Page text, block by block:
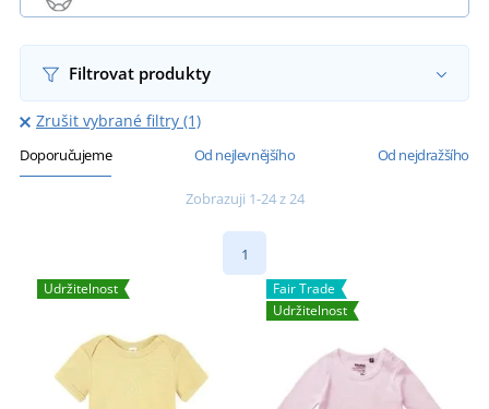
Filtrovat produkty
Zrušit vybrané filtry (1)
Doporučujeme Od nejlevnějšího Od nejdražšího
Zobrazuji 1-24 z 24
1
Udržitelnost
Fair Trade
Udržitelnost